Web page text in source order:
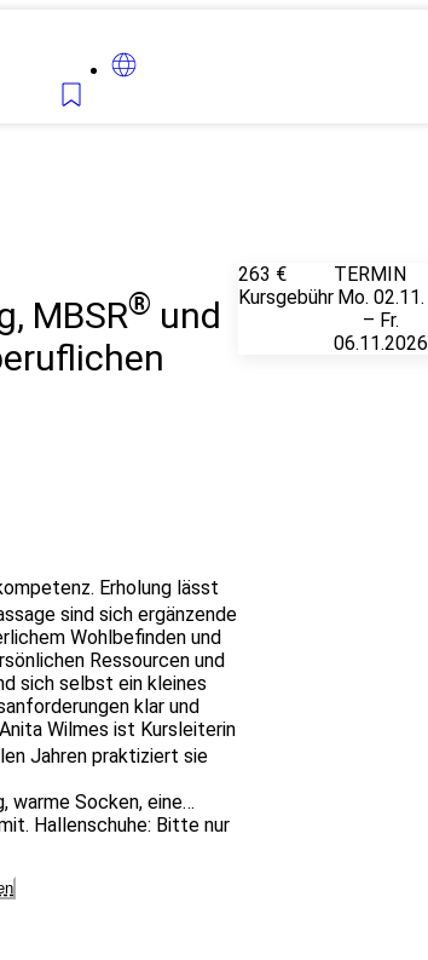
MBSR® und
Erholung lässt
sind sich ergänzende
Wohlbefinden und
Ressourcen und
sich selbst ein kleines
klar und
Wilmes ist Kursleiterin
Jahren praktiziert sie
warme Socken, eine
Hallenschuhe: Bitte nur
263 €
Kursgebühr
TERMIN
Mo. 02.11.
– Fr.
06.11.2026